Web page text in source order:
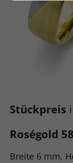
Stückpreis
Roségold
Breite 6 mm,